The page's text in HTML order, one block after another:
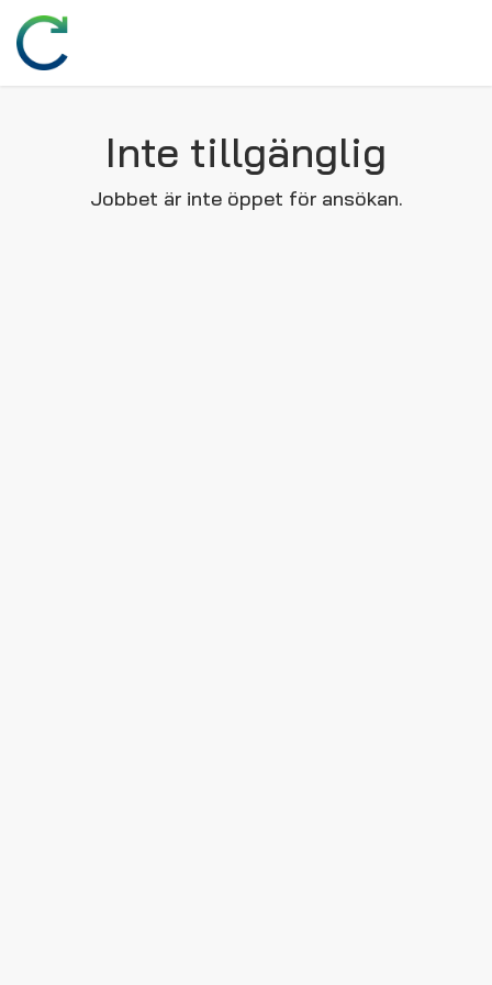
Inte tillgänglig
Jobbet är inte öppet för ansökan.